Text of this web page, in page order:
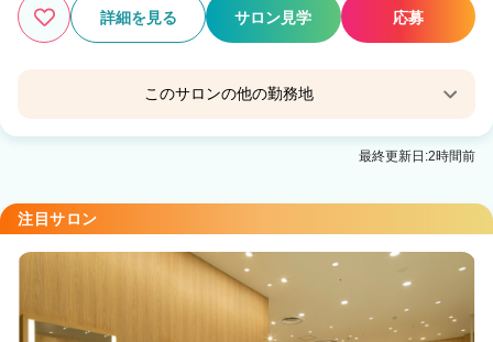
検索する
詳細を見る サロン見学 応募
このサロンの他の勤務地
KANOI EBISU パーソナルカラー 顔タイプ 骨格診
最終更新日:2時間前
注目サロン